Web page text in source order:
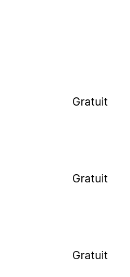
Gratuit
Gratuit
Gratuit